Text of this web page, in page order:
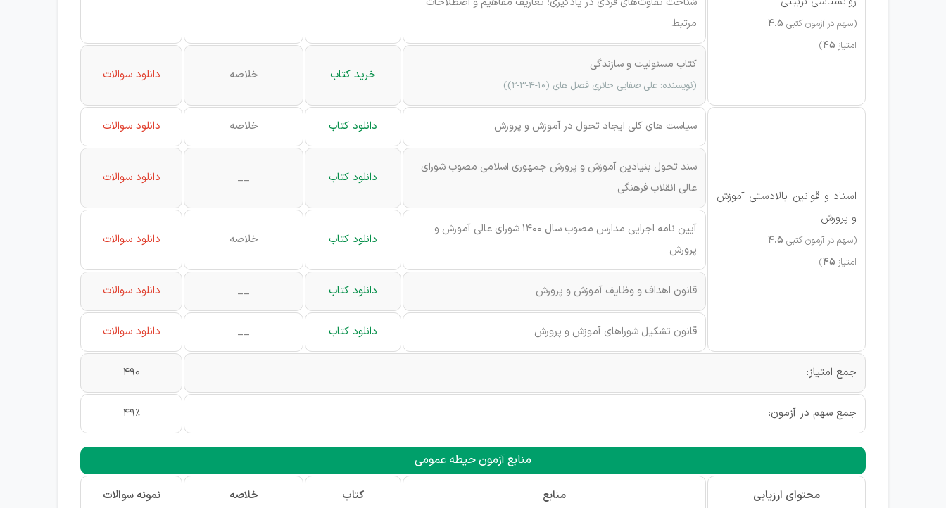
(سهم در آزمون کتبی 4.5
امتیاز
)
مرتبط
کتاب مسئولیت و سازندگی
(نویسنده: علی صفایی حائری فصل های (۱۰-۴-۳-۲))
خرید کتاب خلاصه دانلود سوالات
اسناد و قوانین بالادستی آموزش
و پرورش
(سهم در آزمون کتبی 4.5
امتیاز
)
سیاست های کلی ایجاد تحول در آموزش و پرورش دانلود کتاب خلاصه دانلود سوالات
سند تحول بنیادین آموزش و پرورش جمهوری اسلامی مصوب شورای
عالی انقلاب فرهنگی
دانلود کتاب __ دانلود سوالات
آیین نامه اجرایی مدارس مصوب سال ۱۴۰۰ شورای عالی آموزش و
پرورش
دانلود کتاب خلاصه دانلود سوالات
قانون اهداف و وظایف آموزش و پرورش دانلود کتاب __ دانلود سوالات
قانون تشکیل شوراهای آموزش و پرورش دانلود کتاب __ دانلود سوالات
جمع امتیاز: 490
جمع سهم در آزمون: 49%
منابع آزمون حیطه عمومی
محتوای ارزیابی منابع کتاب خلاصه نمونه سوالات